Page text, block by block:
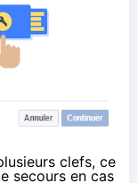
clefs, ce
secours en cas